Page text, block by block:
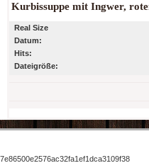
Kurbissuppe mit Ingwer,
Real Size
Datum:
Hits:
Dateigröße:
7e86500e2576ac32fa1ef1dca3109f38